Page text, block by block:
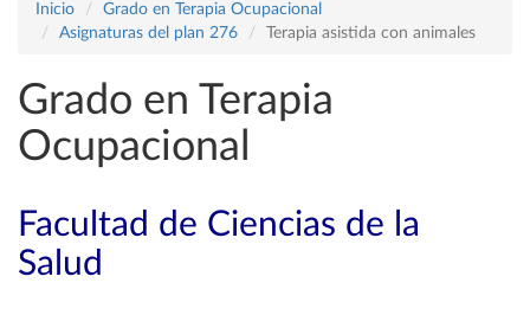
Inicio
Grado en Terapia Ocupacional
Asignaturas del plan 276
Terapia asistida con animales
Grado en Terapia
Ocupacional
Facultad de Ciencias de la
Salud